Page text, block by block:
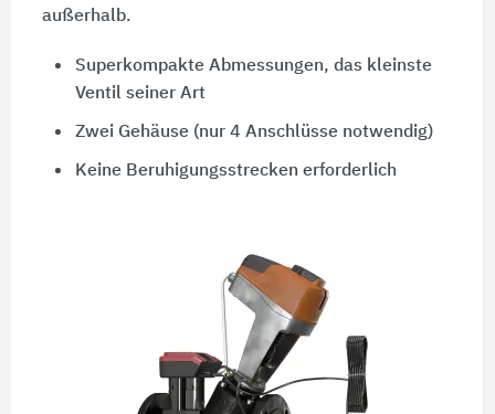
außerhalb.
Superkompakte Abmessungen, das kleinste
Ventil seiner Art
Zwei Gehäuse (nur 4 Anschlüsse notwendig)
Keine Beruhigungsstrecken erforderlich